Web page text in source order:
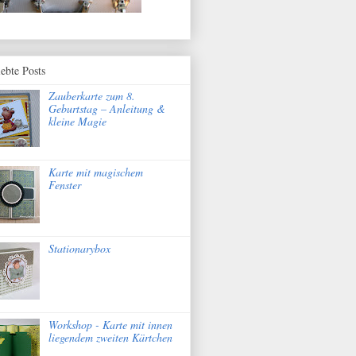
Posts
Zauberkarte zum 8.
Geburtstag – Anleitung &
kleine Magie
Karte mit magischem
Fenster
Stationarybox
Workshop - Karte mit innen
liegendem zweiten Kärtchen